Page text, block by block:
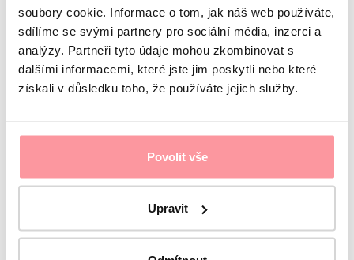
soubory cookie. Informace o tom, jak náš web používáte,
sdílíme se svými partnery pro sociální média, inzerci a
analýzy. Partneři tyto údaje mohou zkombinovat s
dalšími informacemi, které jste jim poskytli nebo které
získali v důsledku toho, že používáte jejich služby.
Povolit vše
Upravit
kliniku doporučujeme ostatním 🙂
Zeptejte se
Zeptejte se naší koordinátorky na cokoliv, co
vás zajímá